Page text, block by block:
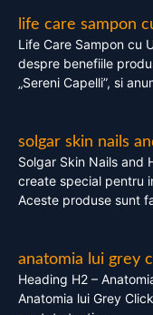
life care sampon
Life Care Sampon cu
despre benefiile
„Sereni Capelli”, si
solgar skin nails
Solgar Skin Nails and
create special pentru
Aceste produse sunt
anatomia lui grey
Heading H2 –
Anatomia lui Grey